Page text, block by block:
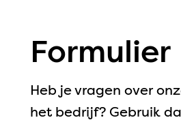
Formulier
Heb je vragen over
het bedrijf? Gebruik